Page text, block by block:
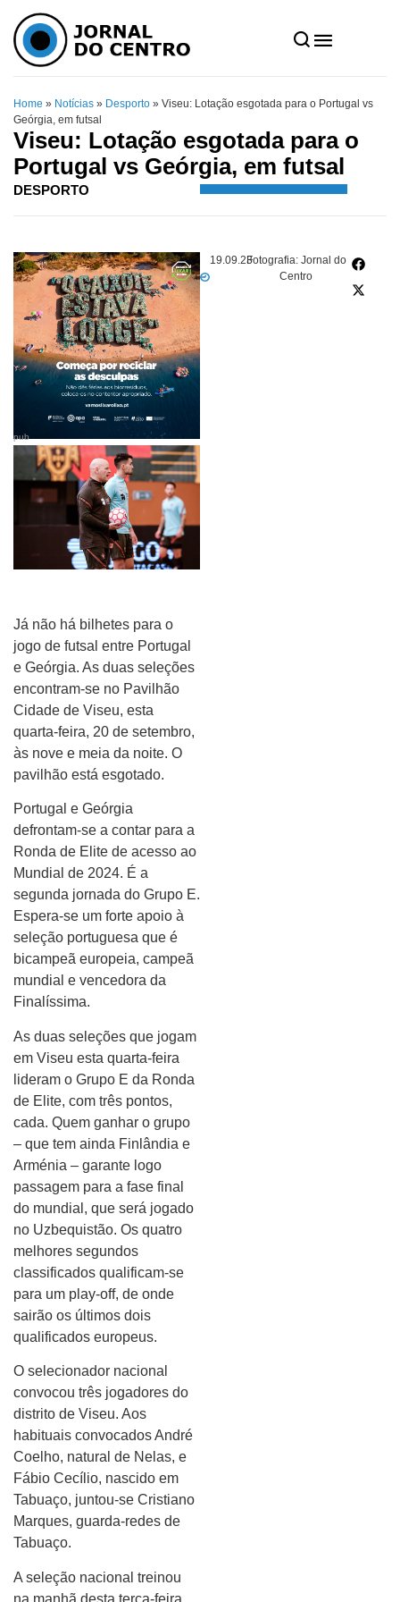
Home » Notícias » Desporto » Viseu: Lotação esgotada para o Portugal vs
Geórgia, em futsal
Viseu: Lotação esgotada para o
Portugal vs Geórgia, em futsal
DESPORTO
19.09.23Fotografia: Jornal do
Centro
pub
Já não há bilhetes para o
jogo de futsal entre Portugal
e Geórgia. As duas seleções
encontram-se no Pavilhão
Cidade de Viseu, esta
quarta-feira, 20 de setembro,
às nove e meia da noite. O
pavilhão está esgotado.
Portugal e Geórgia
defrontam-se a contar para a
Ronda de Elite de acesso ao
Mundial de 2024. É a
segunda jornada do Grupo E.
Espera-se um forte apoio à
seleção portuguesa que é
bicampeã europeia, campeã
mundial e vencedora da
Finalíssima.
As duas seleções que jogam
em Viseu esta quarta-feira
lideram o Grupo E da Ronda
de Elite, com três pontos,
cada. Quem ganhar o grupo
– que tem ainda Finlândia e
Arménia – garante logo
passagem para a fase final
do mundial, que será jogado
no Uzbequistão. Os quatro
melhores segundos
classificados qualificam-se
para um play-off, de onde
sairão os últimos dois
qualificados europeus.
O selecionador nacional
convocou três jogadores do
distrito de Viseu. Aos
habituais convocados André
Coelho, natural de Nelas, e
Fábio Cecílio, nascido em
Tabuaço, juntou-se Cristiano
Marques, guarda-redes de
Tabuaço.
A seleção nacional treinou
na manhã desta terça-feira